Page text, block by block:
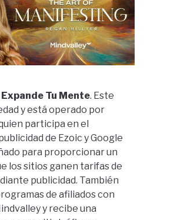
Tu Mente. Este
y está operado por
participa en el
de Ezoic y Google
para proporcionar un
los sitios ganen tarifas de
publicidad. También
de afiliados con
y recibe una